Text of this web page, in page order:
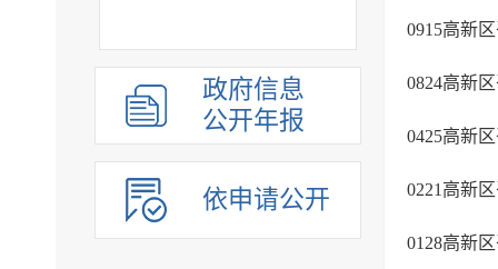
政府信息
公开年报
依申请公开
0915高新
0824高新
0425高新
0221高新